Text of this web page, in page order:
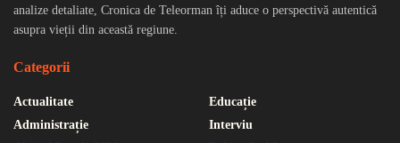
analize detaliate, Cronica de Teleorman îți aduce o perspectivă autentică
asupra vieții din această regiune.
Categorii
Actualitate
Administrație
Educație
Interviu